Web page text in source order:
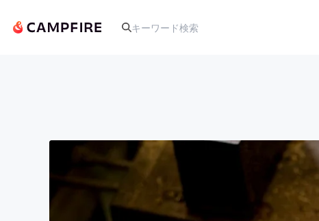
アート・写真
テクノロジー・ガジェット